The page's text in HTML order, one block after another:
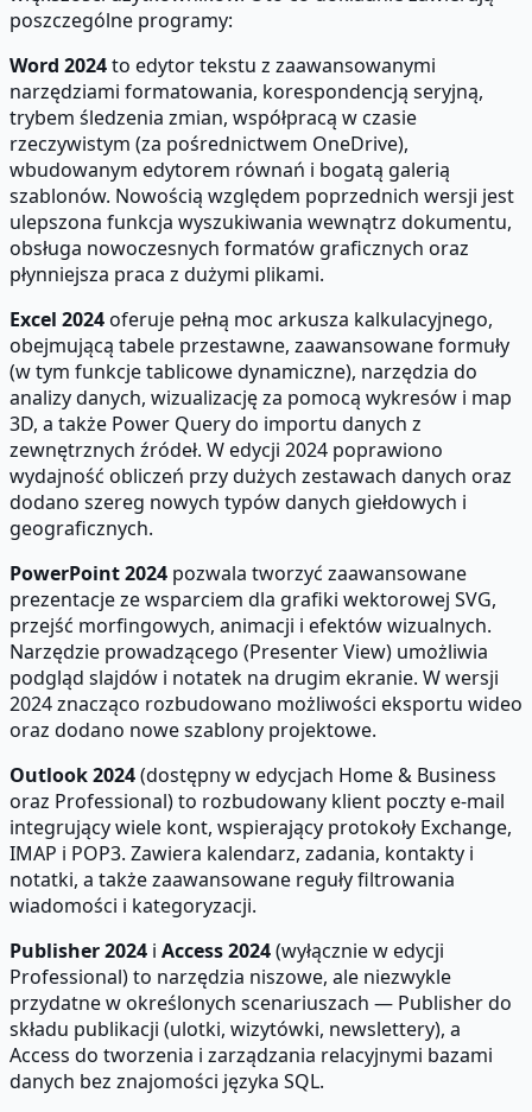
poszczególne programy:
Word 2024to edytor tekstu z zaawansowanymi
narzędziami formatowania, korespondencją seryjną,
trybem śledzenia zmian, współpracą w czasie
rzeczywistym (za pośrednictwem OneDrive),
wbudowanym edytorem równań i bogatą galerią
szablonów. Nowością względem poprzednich wersji jest
ulepszona funkcja wyszukiwania wewnątrz dokumentu,
obsługa nowoczesnych formatów graficznych oraz
płynniejsza praca z dużymi plikami.
Excel 2024oferuje pełną moc arkusza kalkulacyjnego,
obejmującą tabele przestawne, zaawansowane formuły
(w tym funkcje tablicowe dynamiczne), narzędzia do
analizy danych, wizualizację za pomocą wykresów i map
3D, a także Power Query do importu danych z
zewnętrznych źródeł. W edycji 2024 poprawiono
wydajność obliczeń przy dużych zestawach danych oraz
dodano szereg nowych typów danych giełdowych i
geograficznych.
PowerPoint 2024 pozwala tworzyć zaawansowane
prezentacje ze wsparciem dla grafiki wektorowej SVG,
przejść morfingowych, animacji i efektów wizualnych.
Narzędzie prowadzącego (Presenter View) umożliwia
podgląd slajdów i notatek na drugim ekranie. W wersji
2024 znacząco rozbudowano możliwości eksportu wideo
oraz dodano nowe szablony projektowe.
Outlook 2024(dostępny w edycjach Home & Business
oraz Professional) to rozbudowany klient poczty e-mail
integrujący wiele kont, wspierający protokoły Exchange,
IMAP i POP3. Zawiera kalendarz, zadania, kontakty i
notatki, a także zaawansowane reguły filtrowania
wiadomości i kategoryzacji.
Publisher 2024 i Access 2024(wyłącznie w edycji
Professional) to narzędzia niszowe, ale niezwykle
przydatne w określonych scenariuszach — Publisher do
składu publikacji (ulotki, wizytówki, newslettery), a
Access do tworzenia i zarządzania relacyjnymi bazami
danych bez znajomości języka SQL.